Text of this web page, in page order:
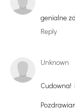
genialne
Reply
Unknown
Cudowna!